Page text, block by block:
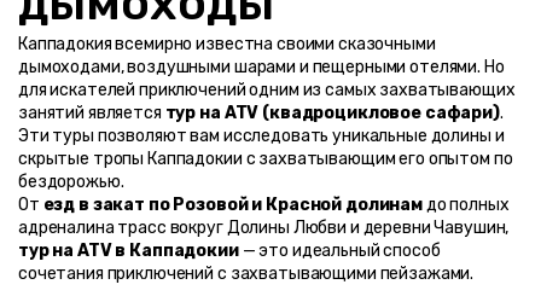
Каппадокия всемирно известна своими сказочными
дымоходами, воздушными шарами и пещерными отелями. Но
для искателей приключений одним из самых захватывающих
занятий является тур на ATV (квадроцикловое сафари).
Эти туры позволяют вам исследовать уникальные долины и
скрытые тропы Каппадокии с захватывающим его опытом по
бездорожью.
От езд в закат по Розовой и Красной долинам до полных
тур на ATV в Каппадокии — это идеальный способ
сочетания приключений с захватывающими пейзажами.